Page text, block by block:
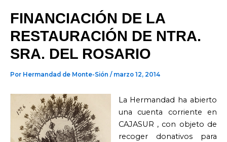
FINANCIACIÓN DE LA
RESTAURACIÓN DE NTRA.
SRA. DEL ROSARIO
Por Hermandad de Monte-Sión / marzo 12, 2014
La Hermandad ha abierto
una cuenta corriente en
CAJASUR , con objeto de
recoger donativos para